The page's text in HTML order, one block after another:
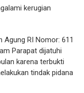
kerugian
Agung RI Nomor: 611
Parapat dijatuhi
karena terbukti
tindak pidana